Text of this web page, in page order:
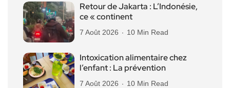
Retour de Jakarta : L’Indonésie,
ce « continent
7 Août 2026 10 Min Read
Intoxication alimentaire chez
l’enfant : La prévention
7 Août 2026 10 Min Read